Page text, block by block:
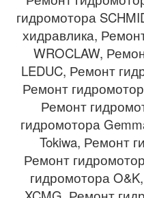
гидромотора
хидравлика,
WROCLAW,
LEDUC, Ремонт
Ремонт
Ремонт
гидромотора
Tokiwa, Ремонт
Ремонт
гидромотора